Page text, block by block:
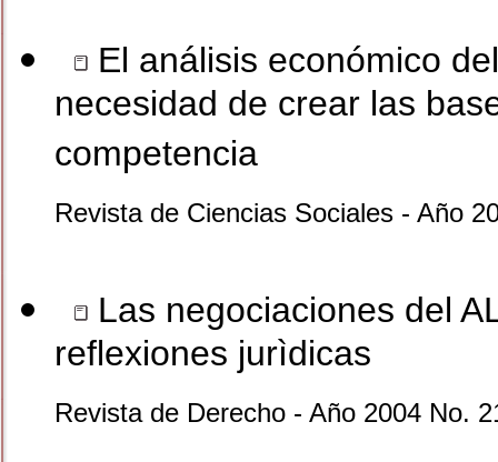
El análisis económico
necesidad de crear las
competencia
Revista de Ciencias Sociales - Año
Las negociaciones del
reflexiones jurìdicas
Revista de Derecho - Año 2004 No.